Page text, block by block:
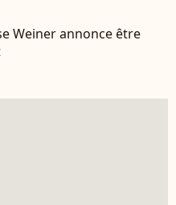
Weiner annonce être